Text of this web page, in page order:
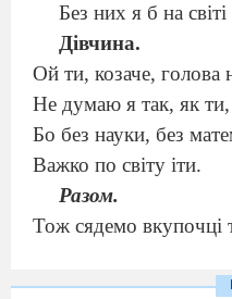
Без них я б на
Дівчина.
Ой ти, козаче, голова
Не думаю я так, як ти,
Бо без науки, без
Важко по світу іти.
Разом.
Тож сядемо вкупочці
Хай в голові будуть